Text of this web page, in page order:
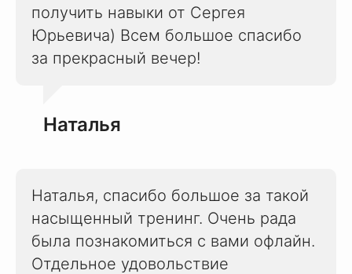
получить навыки от Сергея
Юрьевича) Всем большое спасибо
за прекрасный вечер!
Наталья
Наталья, спасибо большое за такой
насыщенный тренинг. Очень рада
была познакомиться с вами офлайн.
Отдельное удовольствие